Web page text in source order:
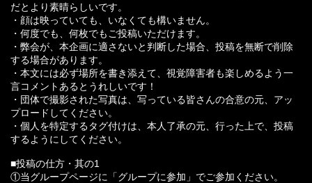
だとより素晴らしいです。
・顔は映っていても、いなくても構いません。
・何度でも、何枚でもご投稿いただけます。
・弊会が、本企画に適さないと判断した場合、投稿を無断で削除
する場合があります。
・本文には必ず場所を書き添えて、視覚障害者も楽しめるよう一
言コメントあるとうれしいです！
・団体で撮影された写真は、写っている皆さんの合意の元、アッ
プロードしてください。
・個人を特定するタグ付けは、本人了承の元、行った上で、投稿
するようにしてください。
■投稿の仕方・其の1
①当グループページに「グループに参加」でご参加ください。